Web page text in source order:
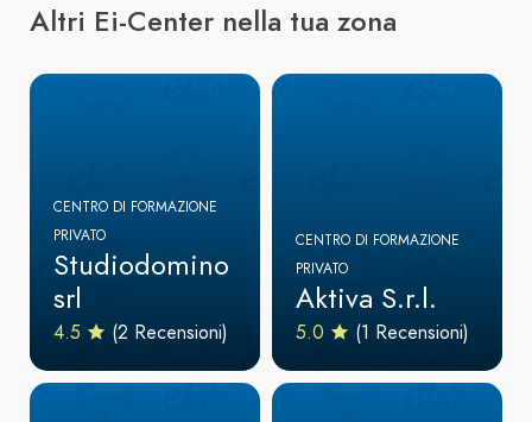
Altri Ei-Center nella tua zona
CENTRO DI FORMAZIONE
PRIVATO
Studiodomino
srl
4.5 (2 Recensioni)
CENTRO DI FORMAZIONE
PRIVATO
Aktiva S.r.l.
5.0 (1 Recensioni)